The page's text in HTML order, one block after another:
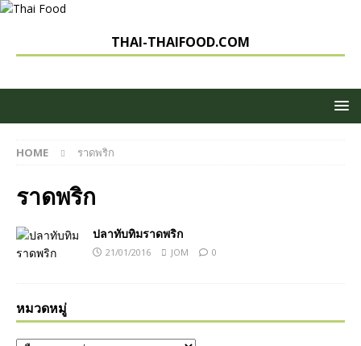
THAI-THAIFOOD.COM
HOME ราดพริก
ราดพริก
ปลาทับทิมราดพริก
21/01/2016 JOM 0
หมวดหมู่